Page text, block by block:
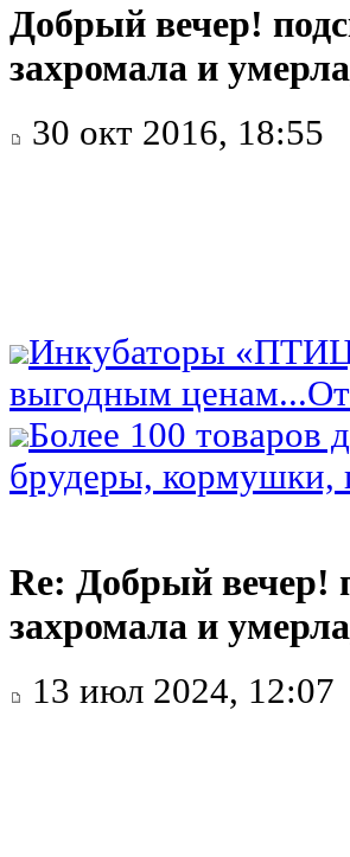
Добрый вечер!
захромала и
30 окт 2016, 18:55
Инкубаторы
выгодным ценам...
Более 100 товаров
брудеры, кормушки,
Re: Добрый вечер!
захромала и
13 июл 2024, 12:07